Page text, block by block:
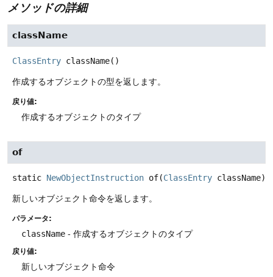
メソッドの詳細
className
ClassEntry className()
作成するオブジェクトの型を返します。
戻り値:
作成するオブジェクトのタイプ
of
static NewObjectInstruction of(ClassEntry className)
新しいオブジェクト命令を返します。
パラメータ:
className - 作成するオブジェクトのタイプ
戻り値:
新しいオブジェクト命令